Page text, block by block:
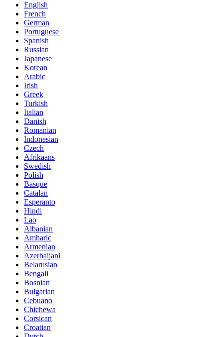
English
French
German
Portuguese
Spanish
Russian
Japanese
Korean
Arabic
Irish
Greek
Turkish
Italian
Danish
Romanian
Indonesian
Czech
Afrikaans
Swedish
Polish
Basque
Catalan
Esperanto
Hindi
Lao
Albanian
Amharic
Armenian
Azerbaijani
Belarusian
Bengali
Bosnian
Bulgarian
Cebuano
Chichewa
Corsican
Croatian